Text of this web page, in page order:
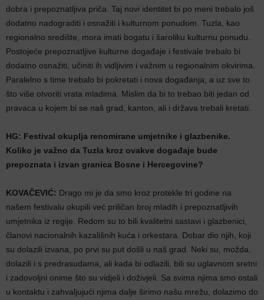
dobra i prepoznatljiva priča. Taj novi identitet bi po meni trebalo još
dodatno nadograditi i osnažiti i kulturnom ponudom. Tuzla, kao
regionalno središte, mora imati bogatu i šaroliku kulturnu ponudu.
Postojeće prepoznatljive kulturne događaje i festivale trebalo bi
dodatno osnažiti, učiniti ih vidljivim i važnim u regionalnim okvirima.
Paralelno s time trebalo bi pokretati i nova događanja, a uz sve to
što više otvoriti vrata mladima. Mislim da bi to trebao biti jedan od
pravaca u kojem bi se naš grad, kanton, ali i država trebali kretati.
HG: Festival okuplja renomirane umjetnike i glazbenike.
Koliko je važno da Tuzla kroz ovakve događaje bude
prepoznata i izvan granica Bosne i Hercegovine?
KOVAČEVIĆ: Drago mi je da smo kroz protekle tri godine na
našem festivalu okupili već priličan broj mladih i prepoznatljivih
umjetnika iz regije. Redom su to bili kvalitetni sastavi i glazbenici,
članovi nacionalnih kazališnih kuća i orkestara. Dobar dio njih, koji
su dolazili izvana, po prvi su put došli u naš grad. Neki su, možda,
dolazili i s predrasudama, ali kada bi odlazili, bili su uglavnom sretni
i zadovoljni onime što su vidjeli i doživjeli. Sa svima njima smo ostali
u kontaktu i zahvaljujući njima dalje širimo našu mrežu, dolazimo do